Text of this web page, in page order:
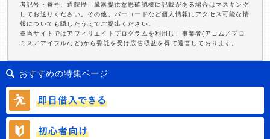
者記号・番号、通院歴、臓器提供意思確認欄に記載がある場合はマスキング
してお送りください。その他、バーコードなど個人情報にアクセス可能な情
報についても隠したうえでご提出ください。
※当サイトではアフィリエイトプログラムを利用し、事業者(アコム／プロ
ミス／アイフルなど)から委託を受け広告収益を得て運営しております。
おすすめの特集ページ